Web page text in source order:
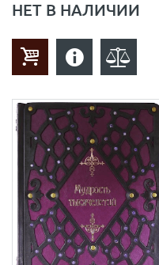
НЕТ В НАЛИЧИИ